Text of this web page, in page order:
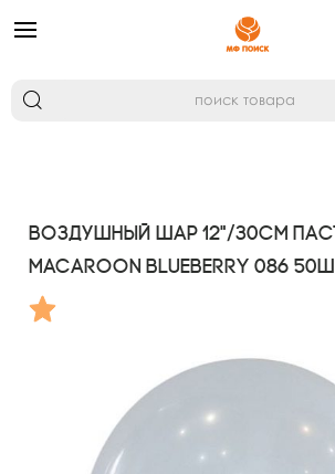
Воздушный шар 12"/30см
Macaroon BLUEBERRY 086